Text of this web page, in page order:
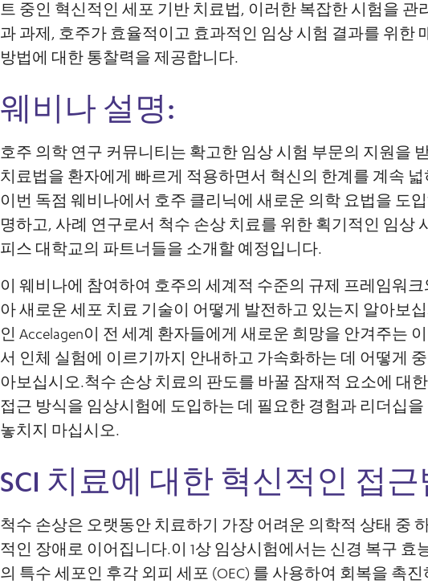
트 중인 혁신적인 세포 기반 치료법, 이러한 복잡한 시험을 관
과 과제, 호주가 효율적이고 효과적인 임상 시험 결과를 위한
방법에 대한 통찰력을 제공합니다.
웨비나 설명:
호주 의학 연구 커뮤니티는 확고한 임상 시험 부문의 지원을
치료법을 환자에게 빠르게 적용하면서 혁신의 한계를 계속 넓
이번 독점 웨비나에서 호주 클리닉에 새로운 의학 요법을 도
명하고, 사례 연구로서 척수 손상 치료를 위한 획기적인 임상
피스 대학교의 파트너들을 소개할 예정입니다.
이 웨비나에 참여하여 호주의 세계적 수준의 규제 프레임워
아 새로운 세포 치료 기술이 어떻게 발전하고 있는지 알아보
인 Accelagen이 전 세계 환자들에게 새로운 희망을 안겨주는
서 인체 실험에 이르기까지 안내하고 가속화하는 데 어떻게
아보십시오.척수 손상 치료의 판도를 바꿀 잠재적 요소에 대
접근 방식을 임상시험에 도입하는 데 필요한 경험과 리더십
놓치지 마십시오.
SCI 치료에 대한 혁신적인 접근
척수 손상은 오랫동안 치료하기 가장 어려운 의학적 상태 중
적인 장애로 이어집니다.이 1상 임상시험에서는 신경 복구 효
의 특수 세포인 후각 외피 세포 (OEC) 를 사용하여 회복을 촉